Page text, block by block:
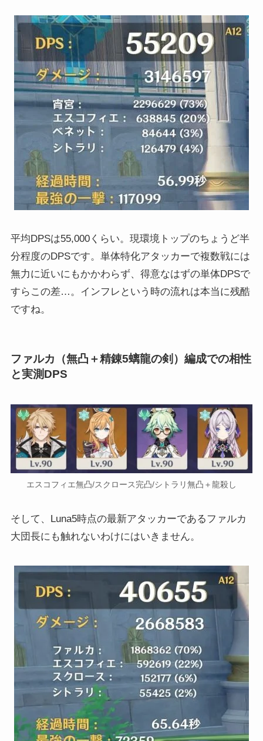
平均DPSは55,000くらい。現環境トップのちょうど半
分程度のDPSです。単体特化アタッカーで複数戦には
無力に近いにもかかわらず、得意なはずの単体DPSで
すらこの差…。インフレという時の流れは本当に残酷
ですね。
ファルカ（無凸＋精錬5螭龍の剣）編成での相性
と実測DPS
エスコフィエ無凸/スクロース完凸/シトラリ無凸＋龍殺し
そして、Luna5時点の最新アタッカーであるファルカ
大団長にも触れないわけにはいきません。